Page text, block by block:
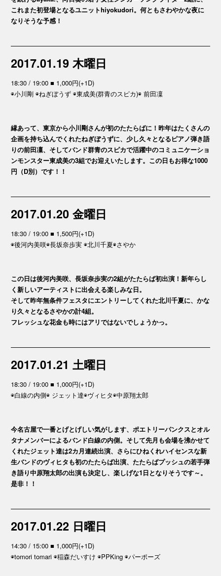
これまた初登場となるユニットhiyokudori。何ともさわやかな夜に
なりそうな予感！
2017.01.19 木曜日
18:30 / 19:00 ■ 1,000円(+1D)
◉小川剛 ◉ねぎぼうず ◉東成美(群青のスピカ)◉ 前田凜
縁あって、東京から小川剛さんが初のたたらばに！昨年はたくさんの
企画を持ち込んでくれたねぎぼうずに、少し久々となるピアノ弾き語
りの前田凜、そしてバンド群青のスピカで活躍中のコミュニケーショ
ンモンスター東成美の3組でお迎えいたします。この日もお得な1000
円（D別）です！！
2017.01.20 金曜日
18:30 / 19:00 ■ 1,500円(+1D)
◉後河内美咲◉長坂奈歩実 ◉北川千夏◉さやか
この日は後河内美咲、長坂奈歩実の2組がたたらば初出演！新年らし
く新しいアーティストに出会える楽しみな日。
そして昨年無条件フェスタにエントリーしてくれた北川千夏に、かな
り久々となるさやかの計4組。
フレッシュな花金も時にはアリではないでしょうかっ。
2017.01.21 土曜日
18:30 / 19:00 ■ 1,000円(+1D)
◉白線の内側◉ ジェット達◉ヴィヒタ◉中原翔太郎
今名古屋で一番とげとげしい気がします、ポエトリーパンクスとオル
タナメンバーによるバンド白線の内側。そして先月も会場を沸かせて
くれたジェット達は2カ月連続出演、さらにひねくれハイセンスな新
生バンドのヴィヒタも初のたたらば出演、たたらばプッシュの若手弾
き語り中原翔太郎の出演も決定し、楽しげな1日となりそうです～。
是非！！
2017.01.22 日曜日
14:30 / 15:00 ■ 1,000円(+1D)
◉tomori tomari ◉稲森だいすけ ◉PPKing ◉パーポーズ